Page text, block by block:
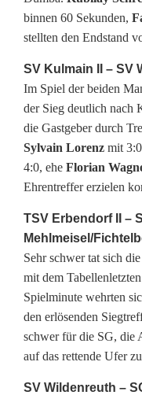
binnen 60 Sekunden,
stellten den Endstand
SV Kulmain II – SV
Im Spiel der beiden
der Sieg deutlich nach
die Gastgeber durch
Sylvain Lorenz mit
4:0, ehe Florian
Ehrentreffer erzielen
TSV Erbendorf II –
Mehlmeisel/
Sehr schwer tat sich
mit dem
Spielminute wehrten
den erlösenden
schwer für die SG, die
auf das rettende Ufer
SV Wildenreuth –